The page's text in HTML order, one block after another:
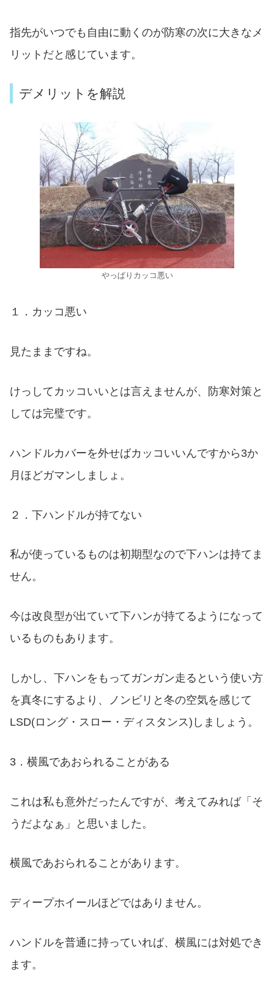
指先がいつでも自由に動くのが防寒の次に大きなメ
リットだと感じています。
デメリットを解説
やっぱりカッコ悪い
１．カッコ悪い
見たままですね。
けっしてカッコいいとは言えませんが、防寒対策と
しては完璧です。
ハンドルカバーを外せばカッコいいんですから3か
月ほどガマンしましょ。
２．下ハンドルが持てない
私が使っているものは初期型なので下ハンは持てま
せん。
今は改良型が出ていて下ハンが持てるようになって
いるものもあります。
しかし、下ハンをもってガンガン走るという使い方
を真冬にするより、ノンビリと冬の空気を感じて
LSD(ロング・スロー・ディスタンス)しましょう。
3．横風であおられることがある
これは私も意外だったんですが、考えてみれば「そ
うだよなぁ」と思いました。
横風であおられることがあります。
ディープホイールほどではありません。
ハンドルを普通に持っていれば、横風には対処でき
ます。